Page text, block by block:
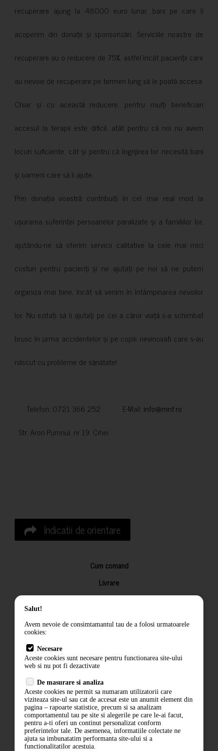
recuperare ajung la 48000 euro lunar, bani pe care îi
acoperim din donații și sponsorizări. Serviciile noastre de
recuperare au o reducere de 75%, astfel încât pacienții care
au nevoie de recuperare pe termen lung să le poată accesa.
Chiar și cu această reducere, pentru mulți beneficiari
accesul la terapii este dificil, atât pentru că noi nu avem
locuri suficiente, cât și pentru că îngrijirea lor necesită bani
și oameni care să îi ajute.
Prin donația voastră contribuiți în cel mai real mod la
ușurarea suferinței persoanelor paralizate și a familiilor lor,
ajutându-ne să oferim servicii calitative la cele mai mici
costuri pentru pacienți și ne ajutați pe noi să ne putem
organiza mai bine, încât să venim în întâmpinarea nevoilor
lor. Nu ezitați să îi ajutați pe cei a căror viață s-a schimbat
brusc în urma accidentelor și pe copiii nevinovati care s-au
născut cu probleme de sănătate!
Telefon: 0721 366 252 E-Mail: info@mnf.ro
Str. Aron Pumnul, nr 19, Cihei
Indicatii de orientare
Cum comand
Livrare
Returnarea produselor
Termeni si conditii
Politica de confidentialitate
ANPC
Salut!
Avem nevoie de consimtamantul tau de a folosi urmatoarele
cookies:
Necesare
Aceste cookies sunt necesare pentru functionarea site-ului
web si nu pot fi dezactivate
De masurare si analiza
Aceste cookies ne permit sa numaram utilizatorii care
viziteaza site-ul sau cat de accesat este un anumit element din
pagina – rapoarte statistice, precum si sa analizam
comportamentul tau pe site si alegerile pe care le-ai facut,
pentru a-ti oferi un continut personalizat conform
preferintelor tale. De asemenea, informatiile colectate ne
ajuta sa imbunatatim performanta site-ului si a
functionalitatilor acestuia.